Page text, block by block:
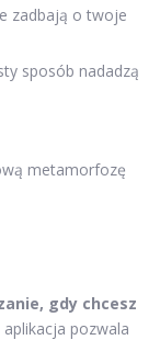
zadbają o twoje
sposób nadadzą
metamorfozę
gdy chcesz
aplikacja pozwala